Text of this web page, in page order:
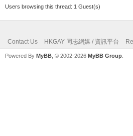
Users browsing this thread: 1 Guest(s)
Contact Us HKGAY 同志網媒 / 資訊平台
Powered By MyBB , © 2002-2026 MyBB Group